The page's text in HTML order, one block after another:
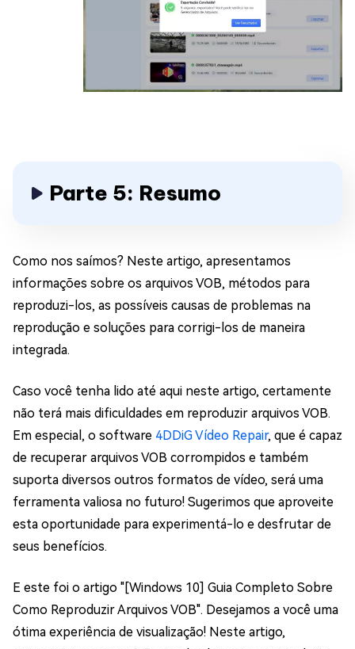
Parte 5: Resumo
Como nos saímos? Neste artigo, apresentamos
informações sobre os arquivos VOB, métodos para
reproduzi-los, as possíveis causas de problemas na
reprodução e soluções para corrigi-los de maneira
integrada.
Caso você tenha lido até aqui neste artigo, certamente
não terá mais dificuldades em reproduzir arquivos VOB.
Em especial, o software 4DDiG Vídeo Repair, que é capaz
de recuperar arquivos VOB corrompidos e também
suporta diversos outros formatos de vídeo, será uma
ferramenta valiosa no futuro! Sugerimos que aproveite
esta oportunidade para experimentá-lo e desfrutar de
seus benefícios.
E este foi o artigo "[Windows 10] Guia Completo Sobre
Como Reproduzir Arquivos VOB". Desejamos a você uma
ótima experiência de visualização! Neste artigo,